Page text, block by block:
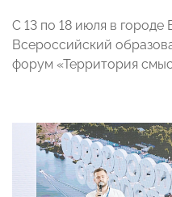
С 13 по 18 июля в
Всероссийский
форум «Территория